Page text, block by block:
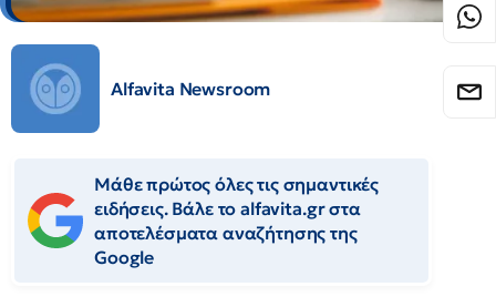
Alfavita Newsroom
Μάθε πρώτος όλες τις σημαντικές
ειδήσεις. Βάλε το alfavita.gr στα
αποτελέσματα αναζήτησης της
Google